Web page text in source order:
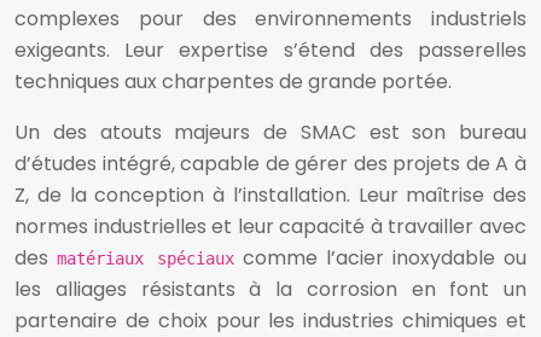
complexes pour des environnements industriels
exigeants. Leur expertise s’étend des passerelles
techniques aux charpentes de grande portée.
Un des atouts majeurs de SMAC est son bureau
d’études intégré, capable de gérer des projets de A à
Z, de la conception à l’installation. Leur maîtrise des
normes industrielles et leur capacité à travailler avec
des matériaux spéciaux comme l’acier inoxydable ou
les alliages résistants à la corrosion en font un
partenaire de choix pour les industries chimiques et